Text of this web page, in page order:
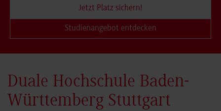
Jetzt Platz sichern!
Studienangebot entdecken
Duale Hochschule Baden-
Württemberg Stuttgart